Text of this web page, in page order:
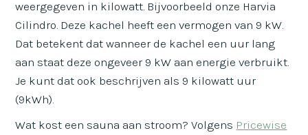
weergegeven in kilowatt. Bijvoorbeeld onze Harvia
Cilindro. Deze kachel heeft een vermogen van 9 kW.
Dat betekent dat wanneer de kachel een uur lang
aan staat deze ongeveer 9 kW aan energie verbruikt.
Je kunt dat ook beschrijven als 9 kilowatt uur
(9kWh).
Wat kost een sauna aan stroom? Volgens Pricewise